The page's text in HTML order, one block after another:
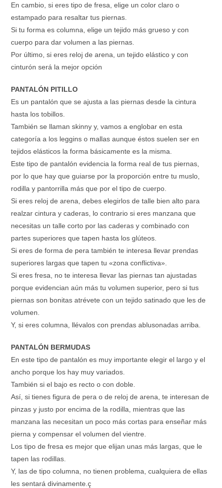
En cambio, si eres tipo de fresa, elige un color claro o
estampado para resaltar tus piernas.
Si tu forma es columna, elige un tejido más grueso y con
cuerpo para dar volumen a las piernas.
Por último, si eres reloj de arena, un tejido elástico y con
cinturón será la mejor opción
PANTALÓN PITILLO
Es un pantalón que se ajusta a las piernas desde la cintura
hasta los tobillos.
También se llaman skinny y, vamos a englobar en esta
categoría a los leggins o mallas aunque éstos suelen ser en
tejidos elásticos la forma básicamente es la misma.
Este tipo de pantalón evidencia la forma real de tus piernas,
por lo que hay que guiarse por la proporción entre tu muslo,
rodilla y pantorrilla más que por el tipo de cuerpo.
Si eres reloj de arena, debes elegirlos de talle bien alto para
realzar cintura y caderas, lo contrario si eres manzana que
necesitas un talle corto por las caderas y combinado con
partes superiores que tapen hasta los glúteos.
Si eres de forma de pera también te interesa llevar prendas
superiores largas que tapen tu «zona conflictiva».
Si eres fresa, no te interesa llevar las piernas tan ajustadas
porque evidencian aún más tu volumen superior, pero si tus
piernas son bonitas atrévete con un tejido satinado que les de
volumen.
Y, si eres columna, llévalos con prendas ablusonadas arriba.
PANTALÓN BERMUDAS
En este tipo de pantalón es muy importante elegir el largo y el
ancho porque los hay muy variados.
También si el bajo es recto o con doble.
Así, si tienes figura de pera o de reloj de arena, te interesan de
pinzas y justo por encima de la rodilla, mientras que las
manzana las necesitan un poco más cortas para enseñar más
pierna y compensar el volumen del vientre.
Los tipo de fresa es mejor que elijan unas más largas, que le
tapen las rodillas.
Y, las de tipo columna, no tienen problema, cualquiera de ellas
les sentará divinamente.ç